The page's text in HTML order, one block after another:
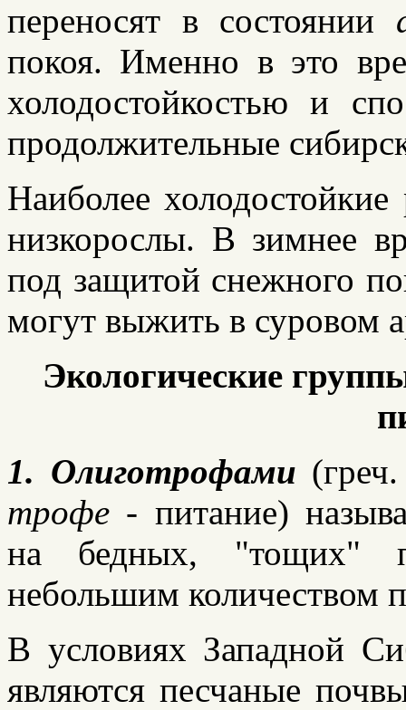
переносят в состоянии
покоя. Именно в это
холодостойкостью и
продолжительные
Наиболее
низкорослы. В зимнее
под защитой снежного
могут выжить в суровом
Экологические
1. Олиготрофами (греч.
трофе - питание)
на бедных, "тощих"
небольшим количеством
В условиях Западной
являются песчаные